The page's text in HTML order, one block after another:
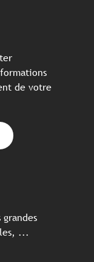
de votre
...